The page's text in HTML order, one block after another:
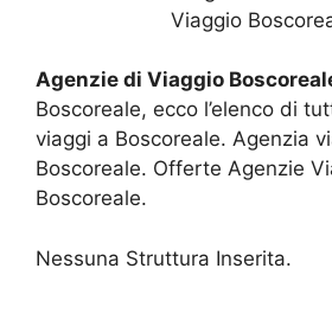
Agenzie di Viaggio
Boscoreale, ecco l’elenco di
viaggi a Boscoreale. Agenzia
Boscoreale. Offerte Agenzie
Boscoreale.
Nessuna Struttura Inserita.